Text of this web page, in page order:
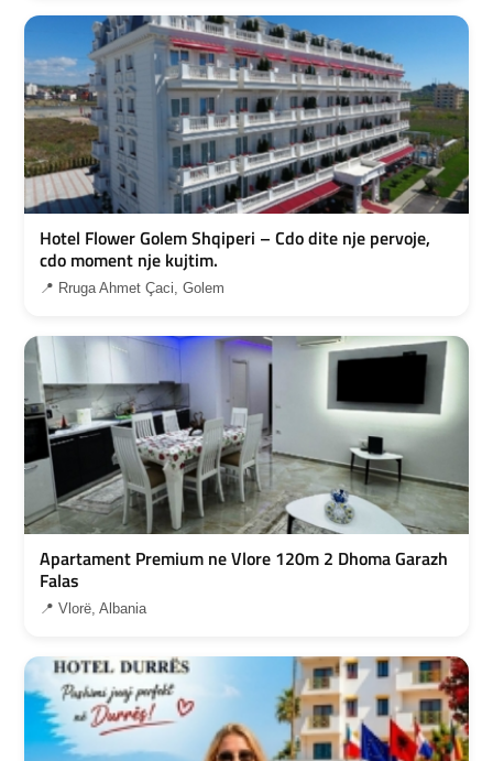
Hotel Flower Golem Shqiperi – Cdo dite nje pervoje,
cdo moment nje kujtim.
📍 Rruga Ahmet Çaci, Golem
Apartament Premium ne Vlore 120m 2 Dhoma Garazh
Falas
📍 Vlorë, Albania